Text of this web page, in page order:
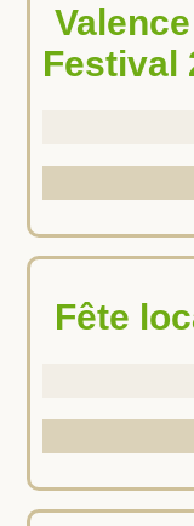
Valence en Gastronomie
Festival
Fête